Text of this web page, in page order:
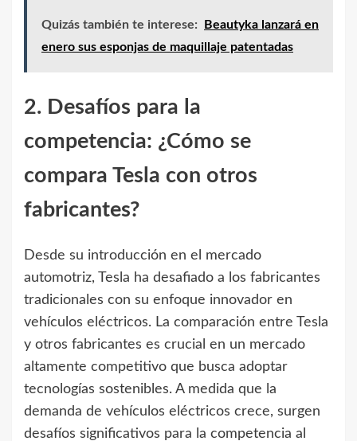
Quizás también te interese:
Beautyka lanzará en
enero sus esponjas de maquillaje patentadas
2. Desafíos para la
competencia: ¿Cómo se
compara Tesla con otros
fabricantes?
Desde su introducción en el mercado
automotriz, Tesla ha desafiado a los fabricantes
tradicionales con su enfoque innovador en
vehículos eléctricos. La comparación entre Tesla
y otros fabricantes es crucial en un mercado
altamente competitivo que busca adoptar
tecnologías sostenibles. A medida que la
demanda de vehículos eléctricos crece, surgen
desafíos significativos para la competencia al